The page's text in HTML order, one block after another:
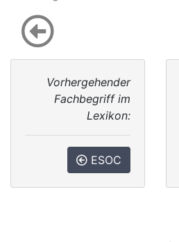
Vorhergehender
Fachbegriff im
Lexikon:
ESOC